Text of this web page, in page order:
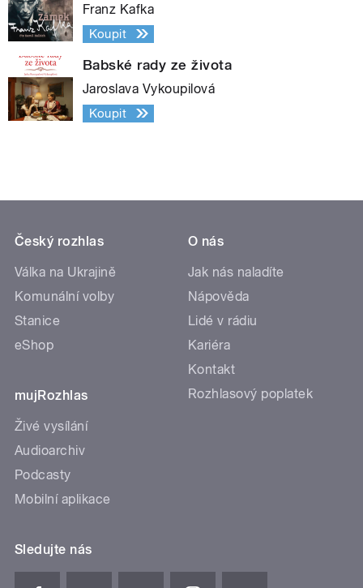
Franz Kafka
Koupit
Babské rady ze života
Jaroslava Vykoupilová
Koupit
Český rozhlas
Válka na Ukrajině
Komunální volby
Stanice
eShop
mujRozhlas
Živé vysílání
Audioarchiv
Podcasty
Mobilní aplikace
O nás
Jak nás naladíte
Nápověda
Lidé v rádiu
Kariéra
Kontakt
Rozhlasový poplatek
Sledujte nás